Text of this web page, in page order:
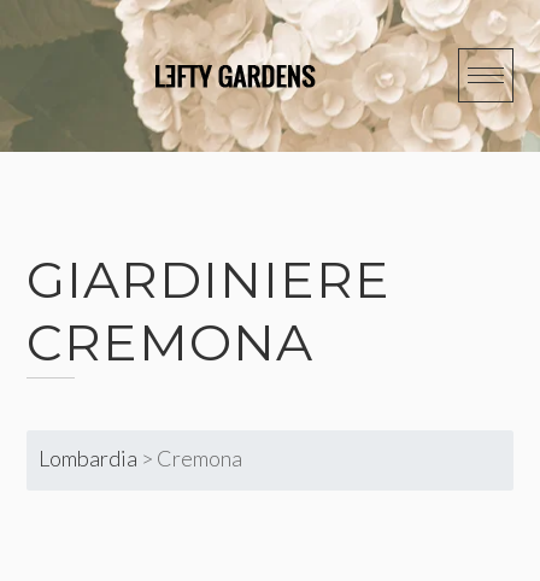
to
GIARDINIERE
CREMONA
Lombardia > Cremona